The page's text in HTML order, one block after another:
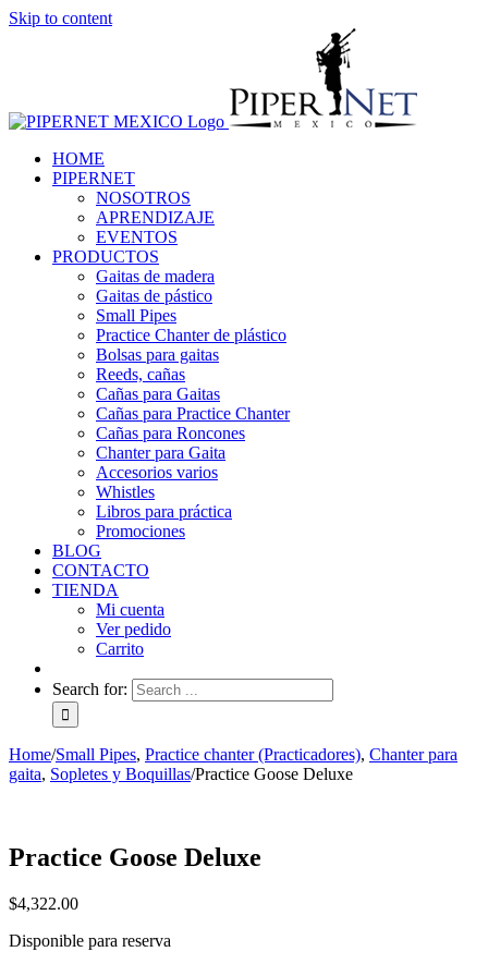
Skip to content
HOME
PIPERNET
NOSOTROS
APRENDIZAJE
EVENTOS
PRODUCTOS
Gaitas de madera
Gaitas de pástico
Small Pipes
Practice Chanter de plástico
Bolsas para gaitas
Reeds, cañas
Cañas para Gaitas
Cañas para Practice Chanter
Cañas para Roncones
Chanter para Gaita
Accesorios varios
Whistles
Libros para práctica
Promociones
BLOG
CONTACTO
TIENDA
Mi cuenta
Ver pedido
Carrito
Search for:
Home/Small Pipes, Practice chanter (Practicadores), Chanter para
gaita, Sopletes y Boquillas/Practice Goose Deluxe
Practice Goose Deluxe
$4,322.00
Disponible para reserva